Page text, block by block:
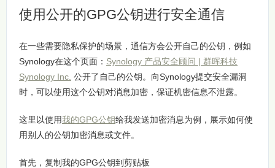
使用公开的GPG公钥进行安全通信
在一些需要隐私保护的场景，通信方会公开自己的公钥，例如
Synology在这个页面： Synology 产品安全顾问 | 群晖科技
Synology Inc. 公开了自己的公钥。向Synology提交安全漏洞
时，可以使用这个公钥对消息加密，保证机密信息不泄露。
这里以使用我的GPG公钥给我发送加密消息为例，展示如何使
用别人的公钥加密消息或文件。
首先，复制我的GPG公钥到剪贴板